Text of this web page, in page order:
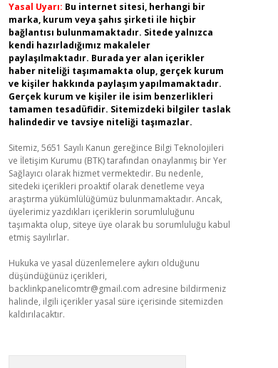
Yasal Uyarı: Bu internet sitesi, herhangi bir
marka, kurum veya şahıs şirketi ile hiçbir
bağlantısı bulunmamaktadır. Sitede yalnızca
kendi hazırladığımız makaleler
paylaşılmaktadır. Burada yer alan içerikler
haber niteliği taşımamakta olup, gerçek kurum
ve kişiler hakkında paylaşım yapılmamaktadır.
Gerçek kurum ve kişiler ile isim benzerlikleri
tamamen tesadüfidir. Sitemizdeki bilgiler taslak
halindedir ve tavsiye niteliği taşımazlar.
Sitemiz, 5651 Sayılı Kanun gereğince Bilgi Teknolojileri
ve İletişim Kurumu (BTK) tarafından onaylanmış bir Yer
Sağlayıcı olarak hizmet vermektedir. Bu nedenle,
sitedeki içerikleri proaktif olarak denetleme veya
araştırma yükümlülüğümüz bulunmamaktadır. Ancak,
üyelerimiz yazdıkları içeriklerin sorumluluğunu
taşımakta olup, siteye üye olarak bu sorumluluğu kabul
etmiş sayılırlar.
Hukuka ve yasal düzenlemelere aykırı olduğunu
düşündüğünüz içerikleri,
backlinkpanelicomtr@gmail.com adresine bildirmeniz
halinde, ilgili içerikler yasal süre içerisinde sitemizden
kaldırılacaktır.